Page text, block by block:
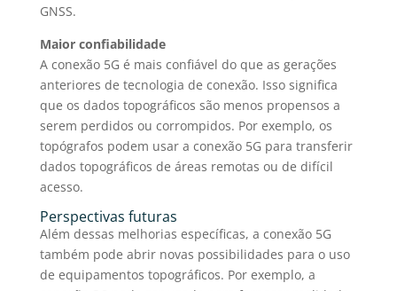
GNSS.
Maior confiabilidade
A conexão 5G é mais confiável do que as gerações
anteriores de tecnologia de conexão. Isso significa
que os dados topográficos são menos propensos a
serem perdidos ou corrompidos. Por exemplo, os
topógrafos podem usar a conexão 5G para transferir
dados topográficos de áreas remotas ou de difícil
acesso.
Perspectivas futuras
Além dessas melhorias específicas, a conexão 5G
também pode abrir novas possibilidades para o uso
de equipamentos topográficos. Por exemplo, a